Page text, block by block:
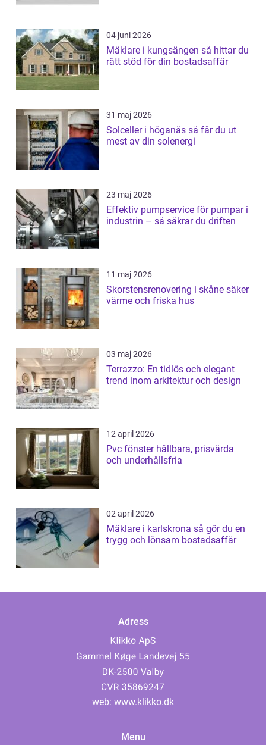
04 juni 2026
Mäklare i kungsängen så hittar du
rätt stöd för din bostadsaffär
31 maj 2026
Solceller i höganäs så får du ut
mest av din solenergi
23 maj 2026
Effektiv pumpservice för pumpar i
industrin – så säkrar du driften
11 maj 2026
Skorstensrenovering i skåne säker
värme och friska hus
03 maj 2026
Terrazzo: En tidlös och elegant
trend inom arkitektur och design
12 april 2026
Pvc fönster hållbara, prisvärda
och underhållsfria
02 april 2026
Mäklare i karlskrona så gör du en
trygg och lönsam bostadsaffär
Adress
web: www.klikko.dk
Menu